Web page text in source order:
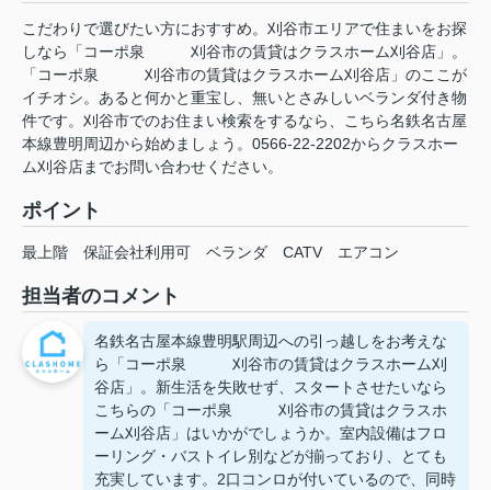
こだわりで選びたい方におすすめ。刈谷市エリアで住まいをお探
しなら「コーポ泉 刈谷市の賃貸はクラスホーム刈谷店」。
「コーポ泉 刈谷市の賃貸はクラスホーム刈谷店」のここが
イチオシ。あると何かと重宝し、無いとさみしいベランダ付き物
件です。刈谷市でのお住まい検索をするなら、こちら名鉄名古屋
本線豊明周辺から始めましょう。0566-22-2202からクラスホー
ム刈谷店までお問い合わせください。
ポイント
最上階 保証会社利用可 ベランダ CATV エアコン
担当者のコメント
名鉄名古屋本線豊明駅周辺への引っ越しをお考えな
ら「コーポ泉 刈谷市の賃貸はクラスホーム刈
谷店」。新生活を失敗せず、スタートさせたいなら
こちらの「コーポ泉 刈谷市の賃貸はクラスホ
ーム刈谷店」はいかがでしょうか。室内設備はフロ
ーリング・バストイレ別などが揃っており、とても
充実しています。2口コンロが付いているので、同時